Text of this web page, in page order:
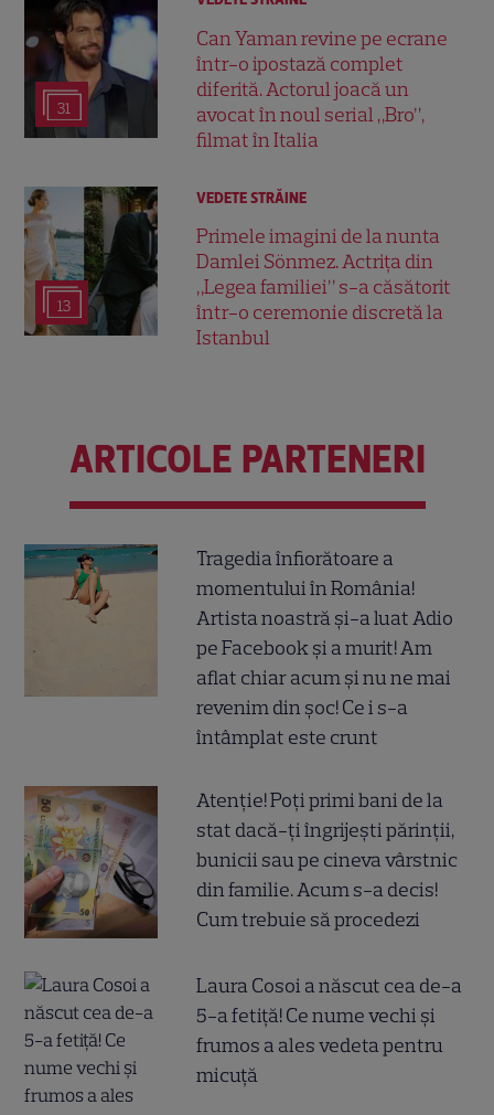
31
Can Yaman revine pe ecrane
într-o ipostază complet
diferită. Actorul joacă un
avocat în noul serial „Bro”,
filmat în Italia
13
VEDETE STRĂINE
Primele imagini de la nunta
Damlei Sönmez. Actrița din
„Legea familiei” s-a căsătorit
într-o ceremonie discretă la
Istanbul
ARTICOLE PARTENERI
Tragedia înfiorătoare a
momentului în România!
Artista noastră și-a luat Adio
pe Facebook și a murit! Am
aflat chiar acum și nu ne mai
revenim din șoc! Ce i s-a
întâmplat este crunt
Atenție! Poți primi bani de la
stat dacă-ți îngrijești părinții,
bunicii sau pe cineva vârstnic
din familie. Acum s-a decis!
Cum trebuie să procedezi
Laura Cosoi a născut cea de-a
5-a fetiță! Ce nume vechi și
frumos a ales vedeta pentru
micuță